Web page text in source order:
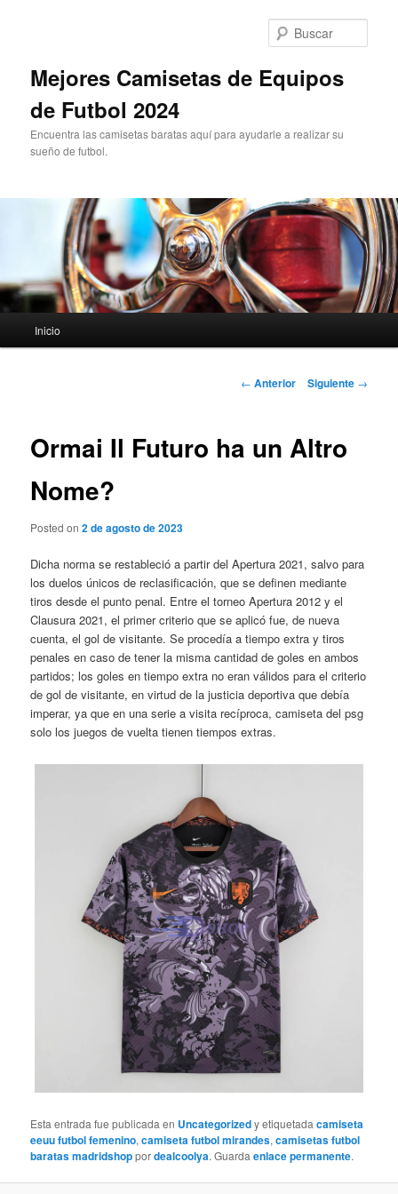
Mejores Camisetas de Equipos
de Futbol 2024
Encuentra las camisetas baratas aquí para ayudarle a realizar su
sueño de futbol.
principal
Inicio
Navegación
← Anterior Siguiente →
Ormai Il Futuro ha un Altro
Nome?
Posted on2 de agosto de 2023
Dicha norma se restableció a partir del Apertura 2021, salvo para
los duelos únicos de reclasificación, que se definen mediante
tiros desde el punto penal. Entre el torneo Apertura 2012 y el
Clausura 2021, el primer criterio que se aplicó fue, de nueva
cuenta, el gol de visitante. Se procedía a tiempo extra y tiros
penales en caso de tener la misma cantidad de goles en ambos
partidos; los goles en tiempo extra no eran válidos para el criterio
de gol de visitante, en virtud de la justicia deportiva que debía
imperar, ya que en una serie a visita recíproca, camiseta del psg
solo los juegos de vuelta tienen tiempos extras.
Esta entrada fue publicada en Uncategorizedy etiquetadacamiseta
eeuu futbol femenino,camiseta futbol mirandes,camisetas futbol
baratas madridshoppordealcoolya. Guardaenlace permanente.